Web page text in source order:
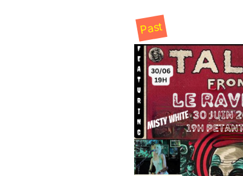
Past